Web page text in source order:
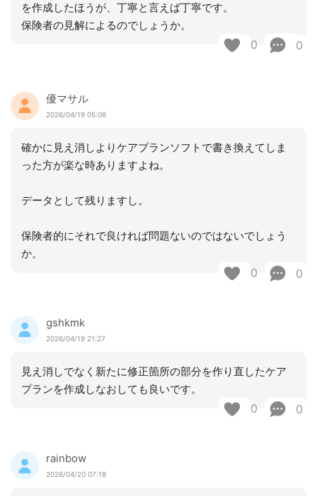
を作成したほうが、丁寧と言えば丁寧です。
保険者の見解によるのでしょうか。
0 0
優マサル
2026/04/19 05:06
確かに見え消しよりケアプランソフトで書き換えてしま
った方が楽な時ありますよね。
データとして残りますし。
保険者的にそれで良ければ問題ないのではないでしょう
か。
0 0
gshkmk
2026/04/19 21:27
見え消しでなく新たに修正箇所の部分を作り直したケア
プランを作成しなおしても良いです。
0 0
rainbow
2026/04/20 07:18